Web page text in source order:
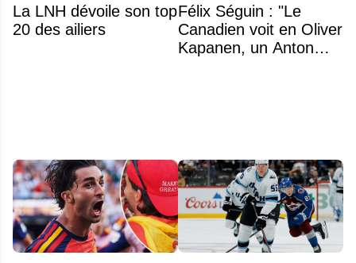
La LNH dévoile son top
20 des ailiers
Félix Séguin : "Le
Canadien voit en Oliver
Kapanen, un Anton